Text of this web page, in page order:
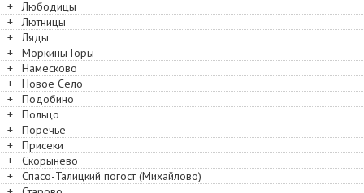
+
Любодицы
+
Лютницы
+
Ляды
+
Моркины Горы
+
Намесково
+
Новое Село
+
Подобино
+
Польцо
+
Поречье
+
Присеки
+
Скорынево
+
Спасо-Талицкий погост (Михайлово)